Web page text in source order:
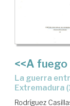
<<A fuego
La guerra entre Isabel la Católica y Doña Juana en
Extremadura
Rodríguez